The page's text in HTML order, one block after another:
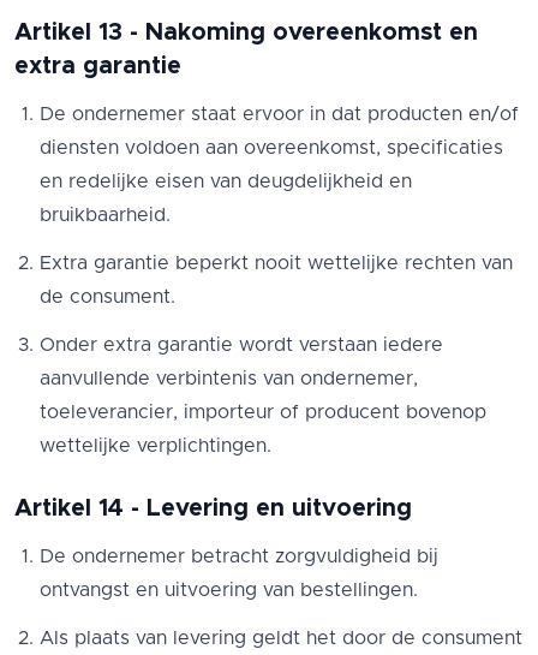
Artikel 13 - Nakoming overeenkomst en
extra garantie
De ondernemer staat ervoor in dat producten en/of
diensten voldoen aan overeenkomst, specificaties
en redelijke eisen van deugdelijkheid en
bruikbaarheid.
Extra garantie beperkt nooit wettelijke rechten van
de consument.
Onder extra garantie wordt verstaan iedere
aanvullende verbintenis van ondernemer,
toeleverancier, importeur of producent bovenop
wettelijke verplichtingen.
Artikel 14 - Levering en uitvoering
De ondernemer betracht zorgvuldigheid bij
ontvangst en uitvoering van bestellingen.
Als plaats van levering geldt het door de consument